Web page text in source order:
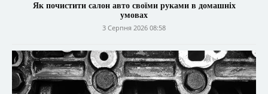
Як почистити салон авто своїми руками в домашніх
умовах
3 Серпня 2026 08:58